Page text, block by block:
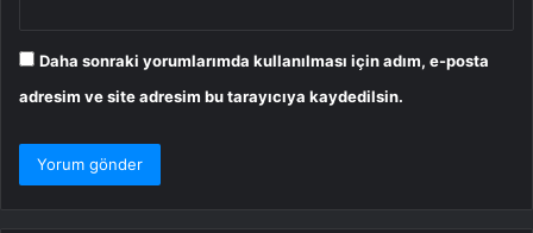
Daha sonraki yorumlarımda kullanılması için adım, e-posta
adresim ve site adresim bu tarayıcıya kaydedilsin.